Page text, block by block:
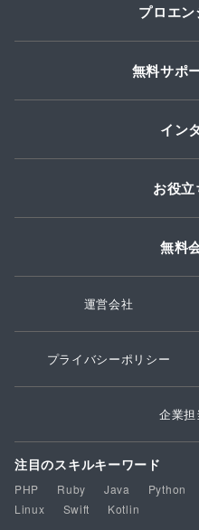
プロエ
無料サポ
イン
お役
無料
運営会社
プライバシーポリシー
企業
注目のスキルキーワード
PHP Ruby Java Python
Linux
Swift Kotlin